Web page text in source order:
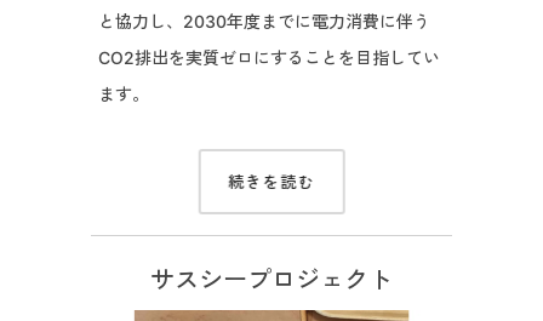
と協力し、2030年度までに電力消費に伴う
CO2排出を実質ゼロにすることを目指してい
ます。
続きを読む
サスシープロジェクト